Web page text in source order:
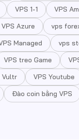
VPS 1-1
VPS
VPS Azure
vps
Managed
vps
VPS treo Game
Vultr
VPS Youtube
Đào coin bằng VPS